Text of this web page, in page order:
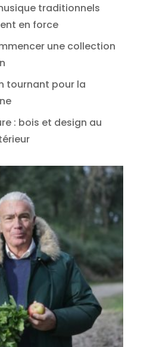
traditionnels
en force
une collection
tournant pour la
: bois et design au